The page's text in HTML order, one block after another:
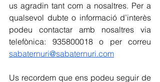
us agradin tant com a nosaltres. Per a
qualsevol dubte o informació d’interès
podeu contactar amb nosaltres via
sabaternuri@sabaternuri.com
Us recordem que ens podeu seguir de